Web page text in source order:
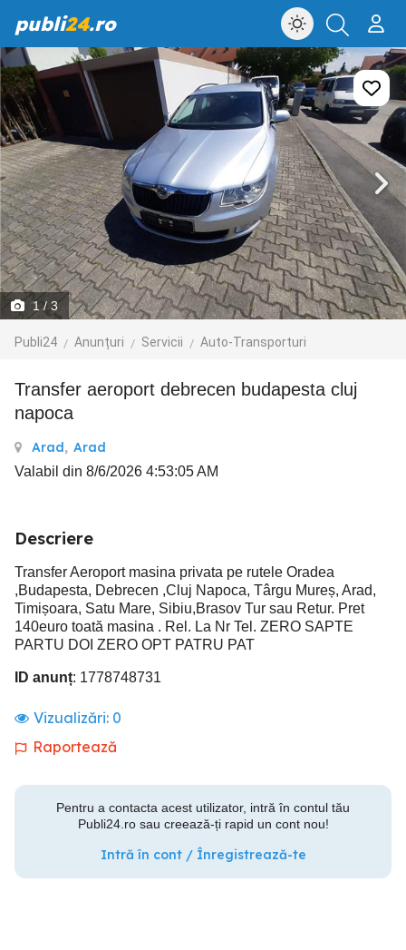
publi24.ro
1/ 3
Publi24 Anunțuri Servicii Auto-Transporturi
Transfer aeroport debrecen budapesta cluj
napoca
Arad, Arad
Valabil din 8/6/2026 4:53:05 AM
Descriere
Transfer Aeroport masina privata pe rutele Oradea
,Budapesta, Debrecen ,Cluj Napoca, Târgu Mureș, Arad,
Timișoara, Satu Mare, Sibiu,Brasov Tur sau Retur. Pret
140euro toată masina . Rel. La Nr Tel. ZERO SAPTE
PARTU DOI ZERO OPT PATRU PAT
ID anunț: 1778748731
Vizualizări: 0
Raportează
Pentru a contacta acest utilizator, intră în contul tău
Publi24.ro sau creează-ți rapid un cont nou!
Intră în cont / Înregistrează-te